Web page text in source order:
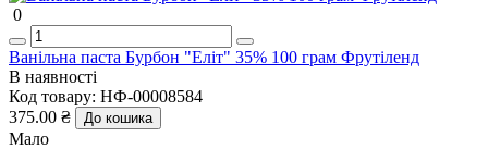
0
Ванільна паста Бурбон "Еліт" 35% 100 грам Фрутіленд
В наявності
Код товару: НФ-00008584
375.00 ₴
До кошика
Мало